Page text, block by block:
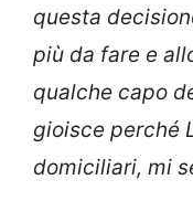
questa
più da fare e
qualche capo
gioisce perché
domiciliari, mi